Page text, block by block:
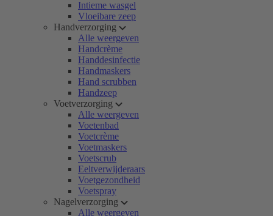
Intieme wasgel
Vloeibare zeep
Handverzorging
Alle weergeven
Handcrème
Handdesinfectie
Handmaskers
Hand scrubben
Handzeep
Voetverzorging
Alle weergeven
Voetenbad
Voetcrème
Voetmaskers
Voetscrub
Eeltverwijderaars
Voetgezondheid
Voetspray
Nagelverzorging
Alle weergeven